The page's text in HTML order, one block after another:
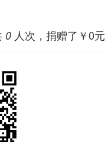
0 人次，捐赠了￥0元